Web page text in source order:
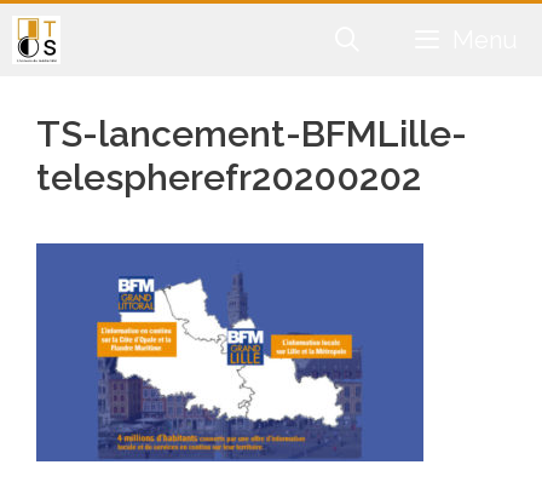
Aller
au
TS-lancement-BFMLille-
telespherefr20200202